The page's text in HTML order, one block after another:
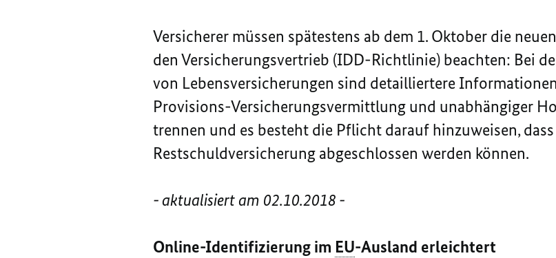
Versicherer müssen spätestens ab dem 1. Oktober die
den Versicherungsvertrieb (IDD-Richtlinie) beachten: Bei
von Lebensversicherungen sind detailliertere
Provisions-Versicherungsvermittlung und unabhängiger
trennen und es besteht die Pflicht darauf hinzuweisen,
Restschuldversicherung abgeschlossen werden können.
- aktualisiert am 02.10.2018 -
Online-Identifizierung im EU-Ausland erleichtert